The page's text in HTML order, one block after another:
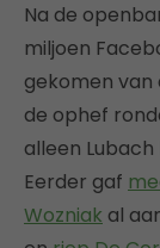
Na de
miljoen
gekomen van
de ophef
alleen
Eerder gaf
Wozniak al